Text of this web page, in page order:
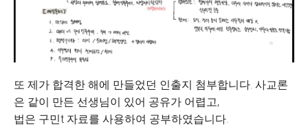
또 제가 합격한 해에 만들었던 인출지 첨부합니다. 사교론
은 같이 만든 선생님이 있어 공유가 어렵고,
법은 구민t 자료를 사용하여 공부하였습니다.